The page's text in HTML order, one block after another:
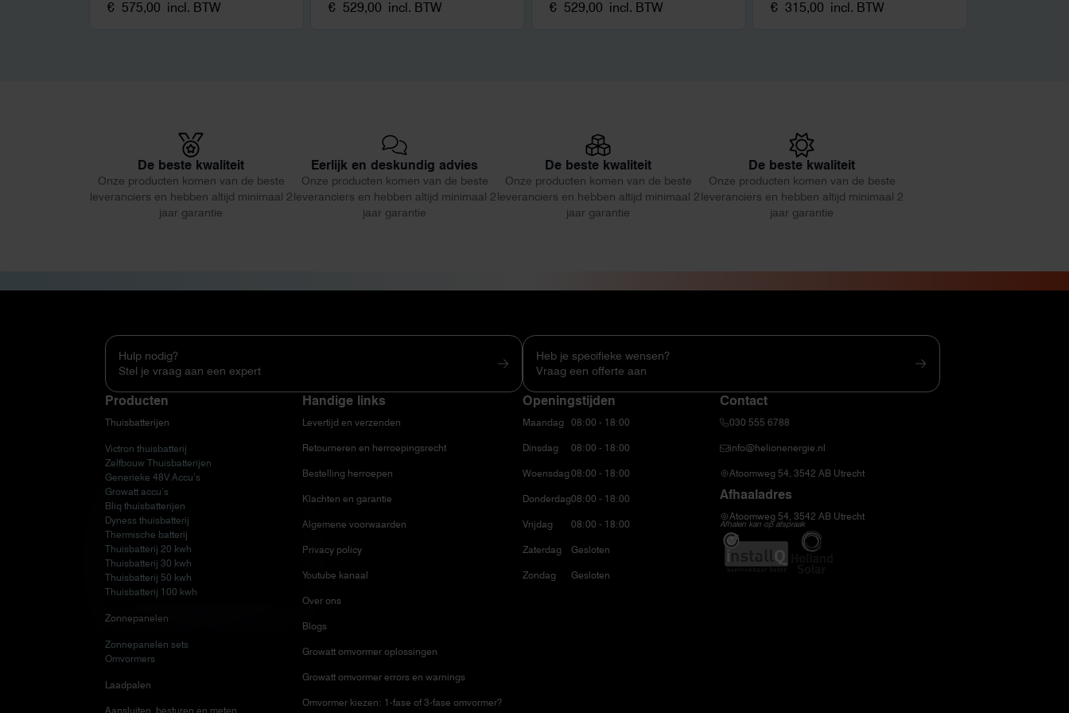
€ 575,00 incl. BTW
€ 529,00 incl. BTW
€ 529,00 incl. BTW
€ 315,00 incl. BTW
De beste kwaliteit
Onze producten komen van de beste
leveranciers en hebben altijd minimaal 2
jaar garantie
Eerlijk en deskundig advies
Onze producten komen van de beste
leveranciers en hebben altijd minimaal 2
jaar garantie
De beste kwaliteit
Onze producten komen van de beste
leveranciers en hebben altijd minimaal 2
jaar garantie
De beste kwaliteit
Onze producten komen van de beste
leveranciers en hebben altijd minimaal 2
jaar garantie
Hulp nodig?
Stel je vraag aan een expert
Producten
Thuisbatterijen
Victron thuisbatterij
Zelfbouw Thuisbatterijen
Generieke 48V Accu’s
Growatt accu’s
Bliq thuisbatterijen
Dyness thuisbatterij
Thermische batterij
Thuisbatterij 20 kwh
Thuisbatterij 30 kwh
Thuisbatterij 50 kwh
Thuisbatterij 100 kwh
Zonnepanelen
Zonnepanelen sets
Omvormers
Laadpalen
Aansluiten, besturen en meten
Handige links
Levertijd en verzenden
Retourneren en herroepingsrecht
Bestelling herroepen
Klachten en garantie
Algemene voorwaarden
Privacy policy
Youtube kanaal
Over ons
Blogs
Growatt omvormer oplossingen
Growatt omvormer errors en warnings
Omvormer kiezen: 1-fase of 3-fase omvormer?
Heb je specifieke wensen?
Vraag een offerte aan
Openingstijden
Maandag
Dinsdag
Woensdag
Donderdag
Vrijdag
Zaterdag
Zondag
08:00 - 18:00
08:00 - 18:00
08:00 - 18:00
08:00 - 18:00
08:00 - 18:00
Gesloten
Gesloten
Contact
030 555 6788
info@helionenergie.nl
Atoomweg 54, 3542 AB Utrecht
Afhaaladres
Atoomweg 54, 3542 AB Utrecht
Afhalen kan op afspraak